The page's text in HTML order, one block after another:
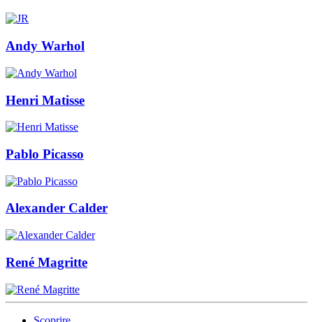
Andy Warhol
Henri Matisse
Pablo Picasso
Alexander Calder
René Magritte